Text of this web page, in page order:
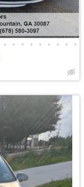
• • • • • • • • •